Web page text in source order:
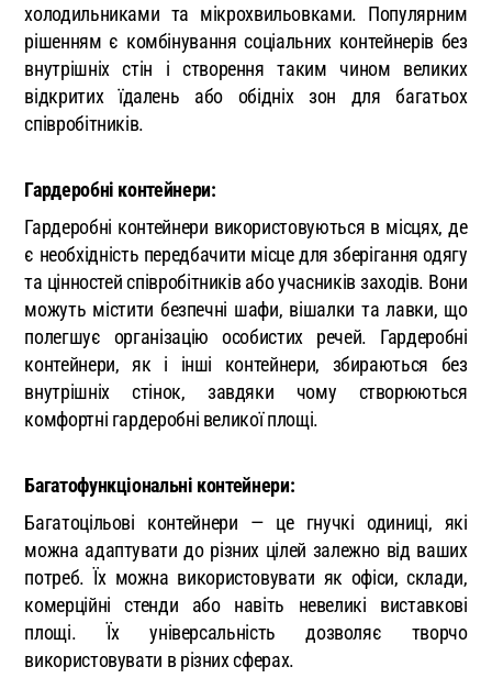
холодильниками та мікрохвильовками. Популярним
рішенням є комбінування соціальних контейнерів без
внутрішніх стін і створення таким чином великих
відкритих їдалень або обідніх зон для багатьох
співробітників.
Гардеробні контейнери:
Гардеробні контейнери використовуються в місцях, де
є необхідність передбачити місце для зберігання одягу
та цінностей співробітників або учасників заходів. Вони
можуть містити безпечні шафи, вішалки та лавки, що
полегшує організацію особистих речей. Гардеробні
контейнери, як і інші контейнери, збираються без
внутрішніх стінок, завдяки чому створюються
комфортні гардеробні великої площі.
Багатофункціональні контейнери:
Багатоцільові контейнери — це гнучкі одиниці, які
можна адаптувати до різних цілей залежно від ваших
потреб. Їх можна використовувати як офіси, склади,
комерційні стенди або навіть невеликі виставкові
площі. Їх універсальність дозволяє творчо
використовувати в різних сферах.